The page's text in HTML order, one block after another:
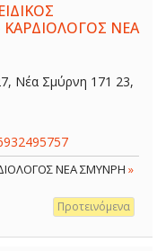
ΝΕΑ
Νέα Σμύρνη 171 23,
ΝΕΑ ΣΜΥΝΡΗ »
Προτεινόμενα